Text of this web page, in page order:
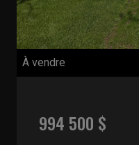
À vendre
994 500 $